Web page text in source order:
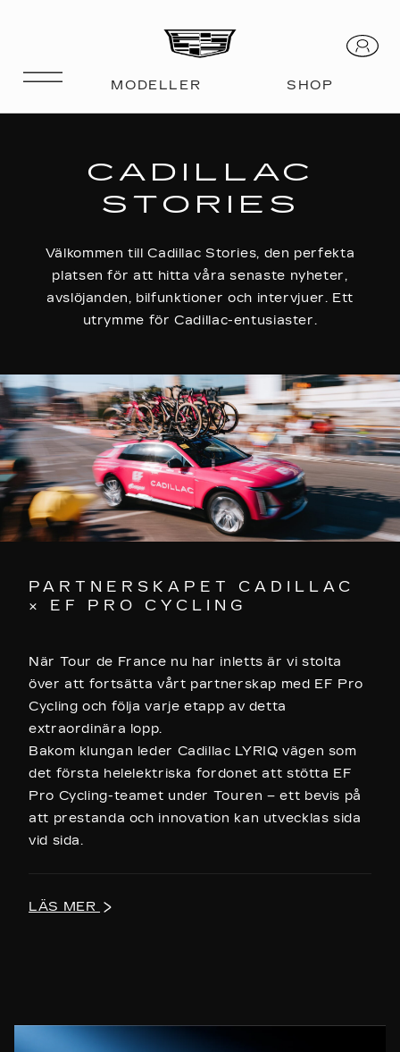
CADILLAC
STORIES
Välkommen till Cadillac Stories, den perfekta
platsen för att hitta våra senaste nyheter,
avslöjanden, bilfunktioner och intervjuer. Ett
utrymme för Cadillac-entusiaster.
PARTNERSKAPET CADILLAC
× EF PRO CYCLING
När Tour de France nu har inletts är vi stolta
över att fortsätta vårt partnerskap med EF Pro
Cycling och följa varje etapp av detta
extraordinära lopp.
Bakom klungan leder Cadillac LYRIQ vägen som
det första helelektriska fordonet att stötta EF
Pro Cycling-teamet under Touren – ett bevis på
att prestanda och innovation kan utvecklas sida
vid sida.
LÄS MER